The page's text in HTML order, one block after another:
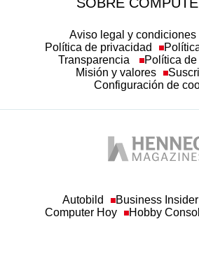
Aviso legal y condiciones
Política de privacidad
Transparencia
Política
Misión y valores
Configuración de
Autobild
Business
Computer Hoy
Hobby